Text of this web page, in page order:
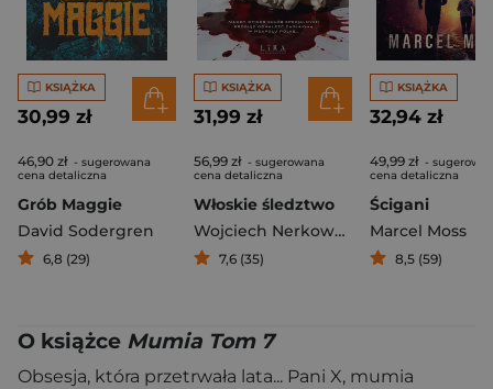
KSIĄŻKA
30,99 zł
46,90 zł - sugerowana
cena detaliczna
Grób Maggie
David Sodergren
6,8 (29)
KSIĄŻKA
31,99 zł
56,99 zł - sugerowana
cena detaliczna
Włoskie śledztwo
Wojciech Nerkowski
7,6 (35)
KSIĄŻKA
32,94 zł
49,99 zł -
cena detaliczna
Ścigani
Marcel Moss
8,5 (59)
O książce Mumia Tom 7
Obsesja, która przetrwała lata... Pani X, mumia